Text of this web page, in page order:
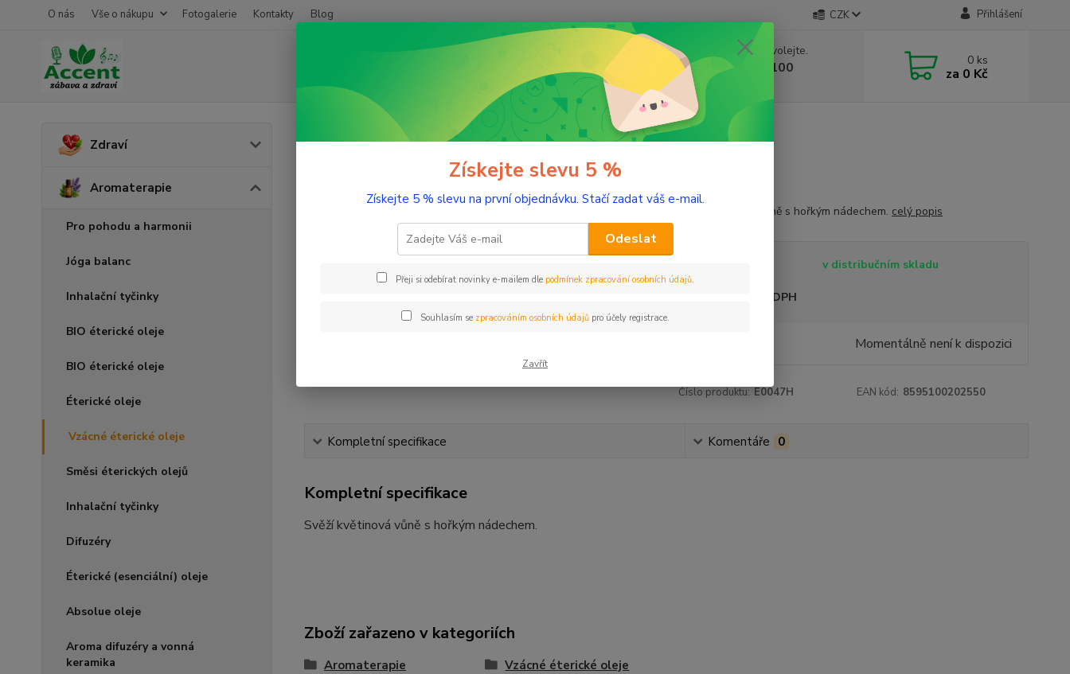
O nás Vše o nákupu Fotogalerie Kontakty Blog CZK Přihlášení
Nevíte si rady? Zavolejte.
+420 603 332 100
(Po-Pá, 10-17 hod.)
0 ks
za 0 Kč
Zdraví
Aromaterapie
Pro pohodu a harmonii
Jóga balanc
Inhalační tyčinky
BIO éterické oleje
BIO éterické oleje
Éterické oleje
Vzácné éterické oleje
Směsi éterických olejů
Inhalační tyčinky
Difuzéry
Éterické (esenciální) oleje
Absolue oleje
Aroma difuzéry a vonná
keramika
Aromaterapie Vzácné éterické oleje Neroli (pomerančový květ) 1 ml
Neroli (pomerančový květ) 1 ml
Svěží květinová vůně s hořkým nádechem. celý popis
v distribučním skladu
Nejsme plátci DPH
Momentálně není k dispozici
Číslo produktu: E0047H EAN kód: 8595100202550
Kompletní specifikace Komentáře 0
Kompletní specifikace
Svěží květinová vůně s hořkým nádechem.
Zboží zařazeno v kategoriích
Aromaterapie Vzácné éterické oleje
Získejte slevu 5 %
Získejte 5 % slevu na první objednávku. Stačí zadat váš e-mail.
Odeslat
Přeji si odebírat novinky e-mailem dle podmínek zpracování osobních údajů.
Souhlasím se zpracováním osobních údajůpro účely registrace.
Zavřít